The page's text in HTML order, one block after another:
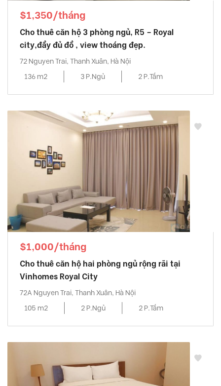
$1,350/tháng
Cho thuê căn hộ 3 phòng ngủ, R5 – Royal
city,đầy đủ đồ , view thoáng đẹp.
72 Nguyen Trai, Thanh Xuân, Hà Nội
136 m2
3 P.Ngủ 2 P.Tắm
$1,000/tháng
Cho thuê căn hộ hai phòng ngủ rộng rãi tại
Vinhomes Royal City
72A Nguyen Trai, Thanh Xuân, Hà Nội
105 m2
2 P.Ngủ 2 P.Tắm